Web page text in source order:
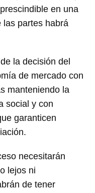
en una
las partes habrá
la decisión del
de mercado con
manteniendo la
social y con
garanticen
necesitarán
lejos ni
de tener